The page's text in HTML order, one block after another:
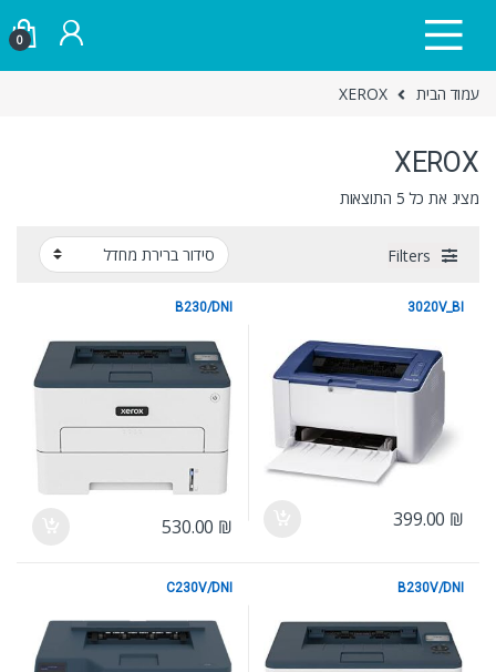
0
עמוד הבית XEROX
XEROX
מציג את כל 5 התוצאות
Filters
XEROX
3020V_BI
399.00 ₪
XEROX
B230/DNI
530.00 ₪
XEROX
B230V/DNI
XEROX
C230V/DNI